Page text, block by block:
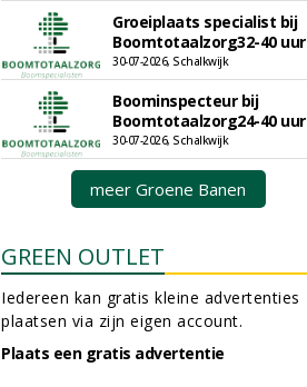
Groeiplaats specialist bij
Boomtotaalzorg32-40 uur
30-07-2026, Schalkwijk
Boominspecteur bij
Boomtotaalzorg24-40 uur
30-07-2026, Schalkwijk
meer Groene Banen
GREEN OUTLET
Iedereen kan gratis kleine advertenties
plaatsen via zijn eigen account.
Plaats een gratis advertentie